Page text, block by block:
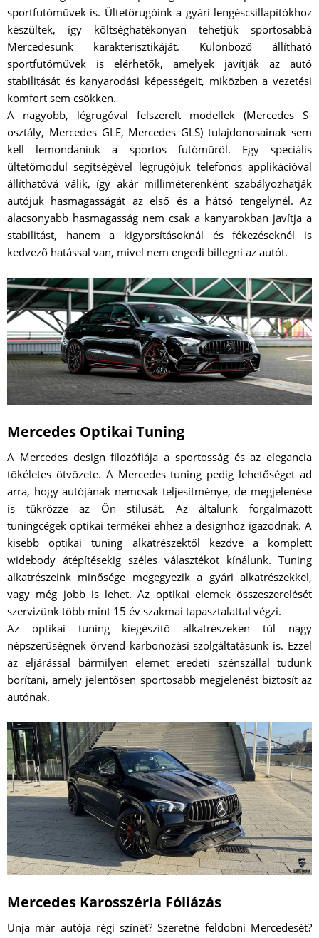
sportfutóművek is. Ültetőrugóink a gyári lengéscsillapítókhoz
készültek, így költséghatékonyan tehetjük sportosabbá
Mercedesünk karakterisztikáját. Különböző állítható
sportfutóművek is elérhetők, amelyek javítják az autó
stabilitását és kanyarodási képességeit, miközben a vezetési
komfort sem csökken.
A nagyobb, légrugóval felszerelt modellek (Mercedes S-
osztály, Mercedes GLE, Mercedes GLS) tulajdonosainak sem
kell lemondaniuk a sportos futóműről. Egy speciális
ültetőmodul segítségével légrugójuk telefonos applikációval
állíthatóvá válik, így akár milliméterenként szabályozhatják
autójuk hasmagasságát az első és a hátsó tengelynél. Az
alacsonyabb hasmagasság nem csak a kanyarokban javítja a
stabilitást, hanem a kigyorsításoknál és fékezéseknél is
kedvező hatással van, mivel nem engedi billegni az autót.
Mercedes Optikai Tuning
A Mercedes design filozófiája a sportosság és az elegancia
tökéletes ötvözete. A Mercedes tuning pedig lehetőséget ad
arra, hogy autójának nemcsak teljesítménye, de megjelenése
is tükrözze az Ön stílusát. Az általunk forgalmazott
tuningcégek optikai termékei ehhez a designhoz igazodnak. A
kisebb optikai tuning alkatrészektől kezdve a komplett
widebody átépítésekig széles választékot kínálunk. Tuning
alkatrészeink minősége megegyezik a gyári alkatrészekkel,
vagy még jobb is lehet. Az optikai elemek összeszerelését
szervizünk több mint 15 év szakmai tapasztalattal végzi.
Az optikai tuning kiegészítő alkatrészeken túl nagy
népszerűségnek örvend karbonozási szolgáltatásunk is. Ezzel
az eljárással bármilyen elemet eredeti szénszállal tudunk
borítani, amely jelentősen sportosabb megjelenést biztosít az
autónak.
Mercedes Karosszéria Fóliázás
Unja már autója régi színét? Szeretné feldobni Mercedesét?